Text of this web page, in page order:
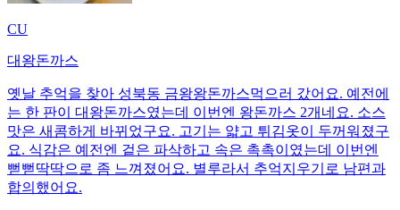
CU
대왕돈까스
옛날 추억을 찾아 성북동 금왕왕돈까스먹으러 갔어요. 예전에
는 한 판이 대왕돈까스였는데 이번엔 왕돈까스 2개네요. 소스
맛은 새콤하게 바뀌었구요. 고기는 얇고 튀김옷이 두꺼워졌구
요. 식감은 예전엔 겉은 파삭하고 속은 촉촉이였는데 이번엔
뻗뻗딱딱으로 좀 느껴졌어요. 별루라서 추억지우기로 남편과
합의했어요.